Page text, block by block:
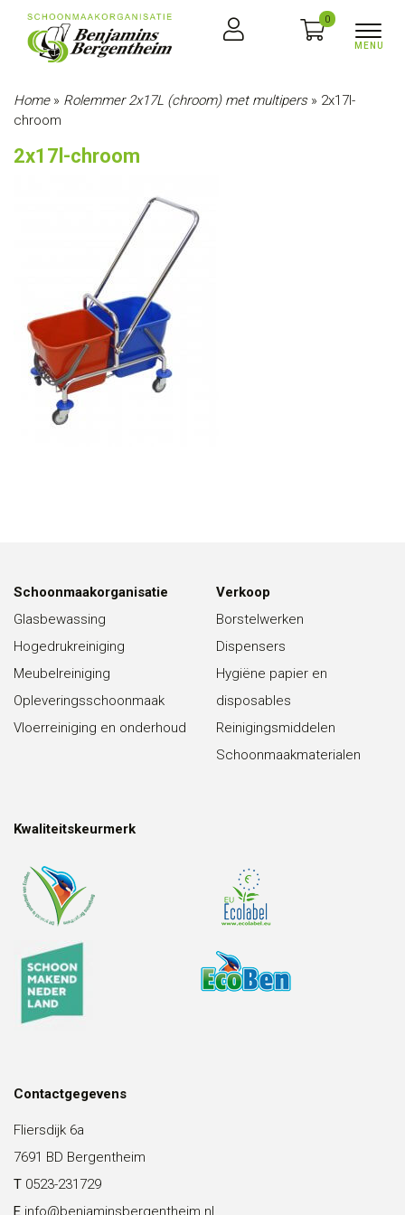
0
Home» Rolemmer 2x17L (chroom) met multipers» 2x17l-
chroom
2x17l-chroom
Schoonmaakorganisatie
Glasbewassing
Hogedrukreiniging
Meubelreiniging
Opleveringsschoonmaak
Vloerreiniging en onderhoud
Verkoop
Borstelwerken
Dispensers
Hygiëne papier en
disposables
Reinigingsmiddelen
Schoonmaakmaterialen
Kwaliteitskeurmerk
Contactgegevens
Fliersdijk 6a
7691 BD Bergentheim
T 0523-231729
E info@benjaminsbergentheim.nl